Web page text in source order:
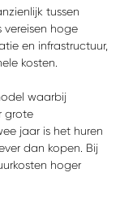
tussen
vereisen hoge
en infrastructuur,
kosten.
waarbij
grote
jaar is het huren
dan kopen. Bij
hoger